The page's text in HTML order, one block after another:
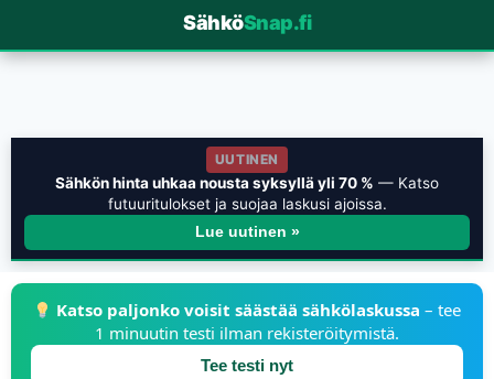
SähköSnap.fi
UUTINEN
Sähkön hinta uhkaa nousta syksyllä yli 70 % — Katso
futuuritulokset ja suojaa laskusi ajoissa.
Lue uutinen »
Katso paljonko voisit säästää sähkölaskussa – tee
1 minuutin testi ilman rekisteröitymistä.
Tee testi nyt